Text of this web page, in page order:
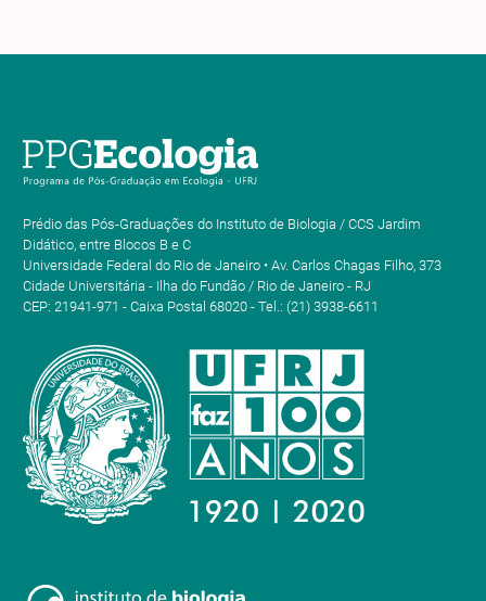
Prédio das Pós-Graduações do Instituto de Biologia / CCS Jardim
Didático, entre Blocos B e C
Universidade Federal do Rio de Janeiro • Av. Carlos Chagas Filho, 373
Cidade Universitária - Ilha do Fundão / Rio de Janeiro - RJ
CEP: 21941-971 - Caixa Postal 68020 - Tel.: (21) 3938-6611